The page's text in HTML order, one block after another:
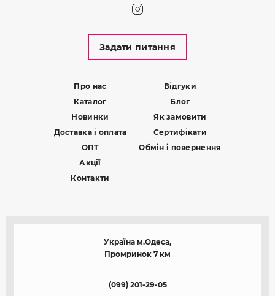
Задати питання
Про нас
Каталог
Новинки
Доставка і оплата
ОПТ
Акції
Контакти
Відгуки
Блог
Як замовити
Сертифікати
Обмін і повернення
Україна м.Одеса,
Промринок 7 км
(099) 201-29-05